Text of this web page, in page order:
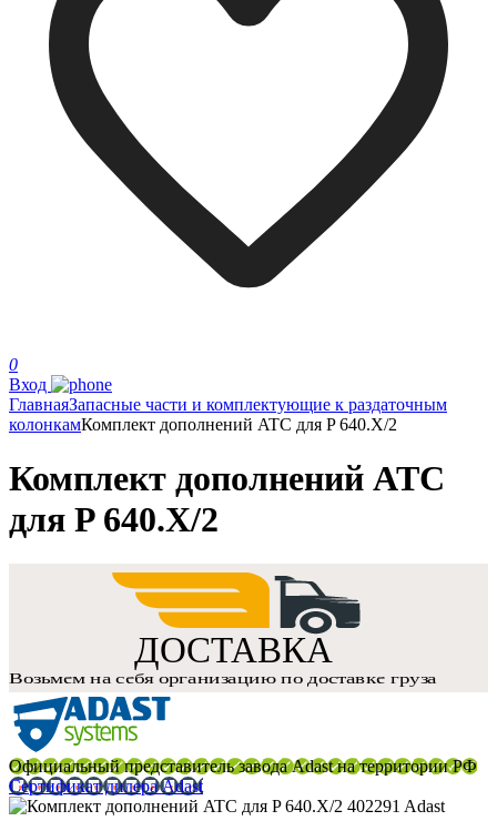
0
Вход
ГлавнаяЗапасные части и комплектующие к раздаточным
колонкамКомплект дополнений ATC для P 640.X/2
Комплект дополнений ATC
для P 640.X/2
Официальный представитель завода Adast на территории РФ
Сертификат дилера Adast